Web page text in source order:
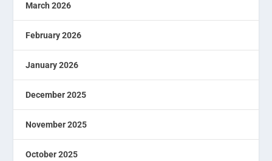
March 2026
February 2026
January 2026
December 2025
November 2025
October 2025